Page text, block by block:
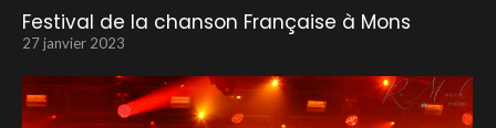
Festival de la chanson Française à Mons
27 janvier 2023